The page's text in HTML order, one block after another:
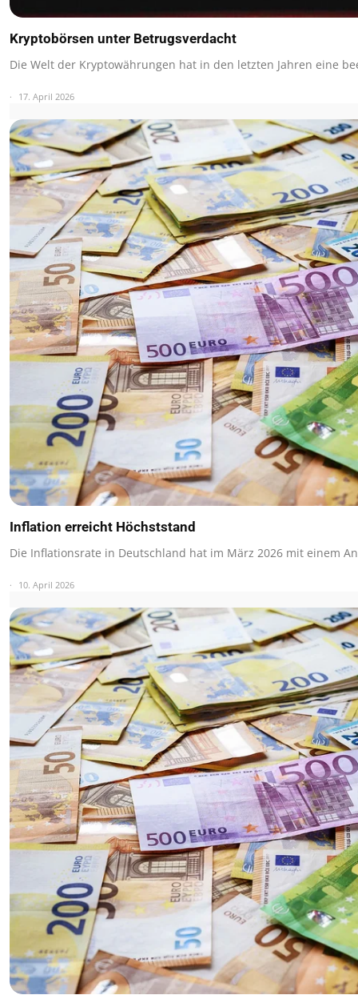
Kryptobörsen unter Betrugsverdacht
Die Welt der Kryptowährungen hat in den letzten Jahren eine
17. April 2026
Inflation erreicht Höchststand
Die Inflationsrate in Deutschland hat im März 2026 mit einem
10. April 2026